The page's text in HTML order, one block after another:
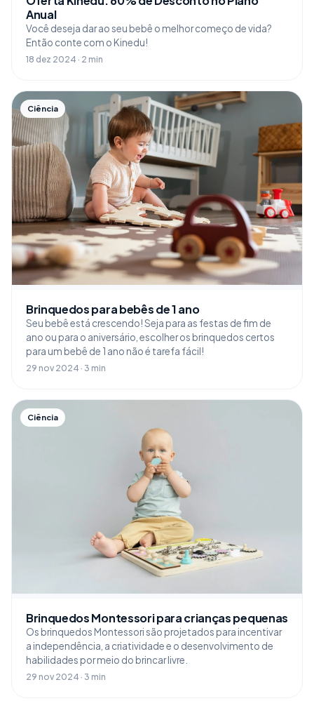
Anual
Você deseja dar ao seu bebê o melhor começo de vida?
Então conte com o Kinedu!
18 dez 2024 · 2 min
Ciência
Brinquedos para bebês de 1 ano
Seu bebê está crescendo! Seja para as festas de fim de
ano ou para o aniversário, escolher os brinquedos certos
para um bebê de 1 ano não é tarefa fácil!
29 nov 2024 · 3 min
Ciência
Brinquedos Montessori para crianças pequenas
Os brinquedos Montessori são projetados para incentivar
a independência, a criatividade e o desenvolvimento de
habilidades por meio do brincar livre.
29 nov 2024 · 3 min